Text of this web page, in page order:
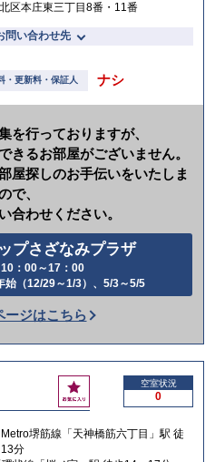
区本庄東三丁目8番・11番
問い合わせ先
・更新料・保証人 ナシ
を行っておりますが、
きるお部屋がございません。
屋探しのお手伝いをいたしま
で、
合わせください。
プさざなみプラザ
10：00～17：00
始（12/29～1/3）、5/3～5/5
話
か
け
る
ージはこちら
お
気
入
空室状況
0
堺筋線「天神橋筋六丁目」駅 徒
分